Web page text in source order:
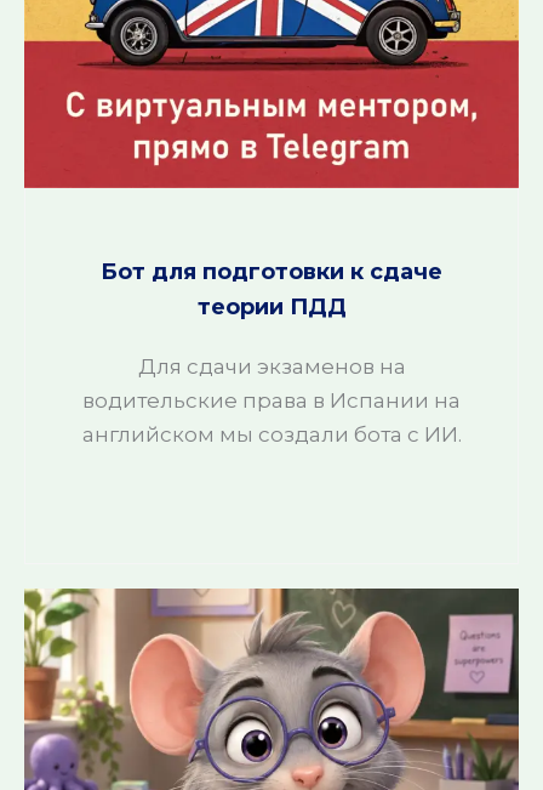
Бот для подготовки к сдаче
теории ПДД
Для сдачи экзаменов на
водительские права в Испании на
английском мы создали бота с ИИ.